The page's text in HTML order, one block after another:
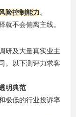
险控制能力。
就不会偏离主线。
研及大量真实业主
。以下测评力求客
明典范
极低的行业投诉率